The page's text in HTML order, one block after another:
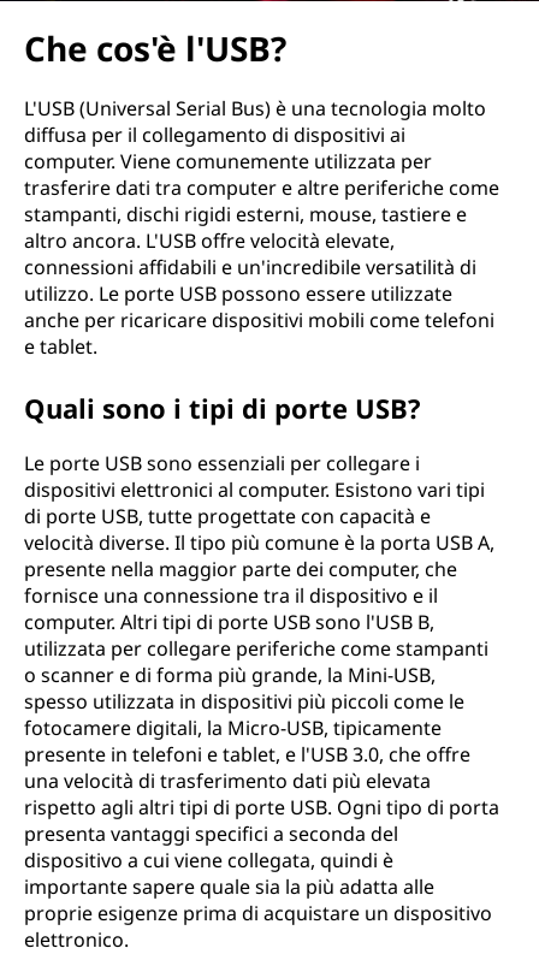
Che cos'è l'USB?
L'USB (Universal Serial Bus) è una tecnologia molto
diffusa per il collegamento di dispositivi ai
computer. Viene comunemente utilizzata per
trasferire dati tra computer e altre periferiche come
stampanti, dischi rigidi esterni, mouse, tastiere e
altro ancora. L'USB offre velocità elevate,
connessioni affidabili e un'incredibile versatilità di
utilizzo. Le porte USB possono essere utilizzate
anche per ricaricare dispositivi mobili come telefoni
e tablet.
Quali sono i tipi di porte USB?
Le porte USB sono essenziali per collegare i
dispositivi elettronici al computer. Esistono vari tipi
di porte USB, tutte progettate con capacità e
velocità diverse. Il tipo più comune è la porta USB A,
presente nella maggior parte dei computer, che
fornisce una connessione tra il dispositivo e il
computer. Altri tipi di porte USB sono l'USB B,
utilizzata per collegare periferiche come stampanti
o scanner e di forma più grande, la Mini-USB,
spesso utilizzata in dispositivi più piccoli come le
fotocamere digitali, la Micro-USB, tipicamente
presente in telefoni e tablet, e l'USB 3.0, che offre
una velocità di trasferimento dati più elevata
rispetto agli altri tipi di porte USB. Ogni tipo di porta
presenta vantaggi specifici a seconda del
dispositivo a cui viene collegata, quindi è
importante sapere quale sia la più adatta alle
proprie esigenze prima di acquistare un dispositivo
elettronico.